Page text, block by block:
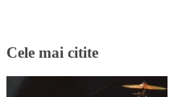
Cele mai citite